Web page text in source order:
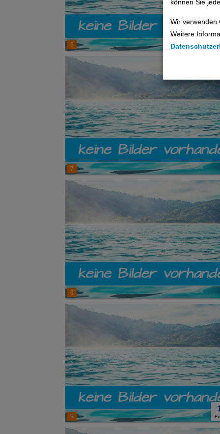
können Sie
Wir verwenden
Weitere
Technische
Analyse
Social Media
Advertising
Erweiterte
6
7
8
9